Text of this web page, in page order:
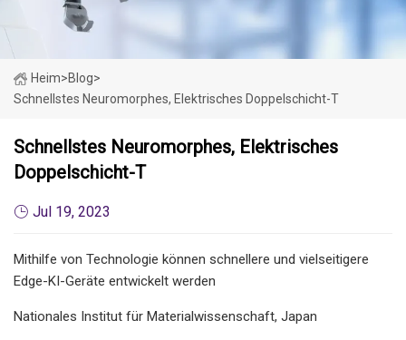
Heim>Blog>
Schnellstes Neuromorphes, Elektrisches Doppelschicht-T
Schnellstes Neuromorphes, Elektrisches
Doppelschicht-T
Jul 19, 2023
Mithilfe von Technologie können schnellere und vielseitigere
Edge-KI-Geräte entwickelt werden
Nationales Institut für Materialwissenschaft, Japan